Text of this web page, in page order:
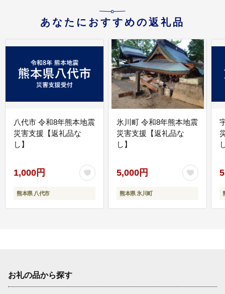
あなたにおすすめの返礼品
八代市 令和8年熊本地震
災害支援【返礼品な
し】
1,000円
熊本県 八代市
氷川町 令和8年熊本地震
災害支援【返礼品な
し】
5,000円
熊本県 氷川町
お礼の品から探す